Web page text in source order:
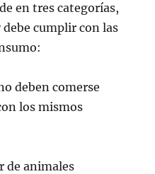
en tres categorías,
debe cumplir con las
deben comerse
los mismos
de animales